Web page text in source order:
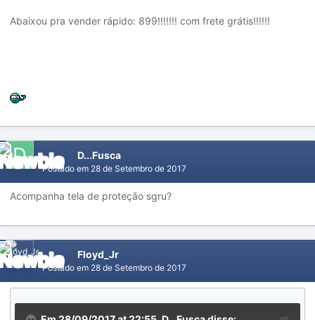
Abaixou pra vender rápido: 899!!!!!!! com frete grátis!!!!!!
D...Fusca
Postado em 28 de Setembro de 2017
Acompanha tela de proteção sgru?
Floyd_Jr
Postado em 28 de Setembro de 2017